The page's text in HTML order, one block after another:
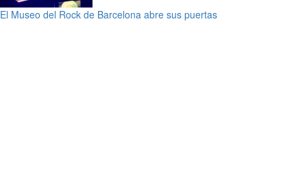
El Museo del Rock de Barcelona abre sus puertas